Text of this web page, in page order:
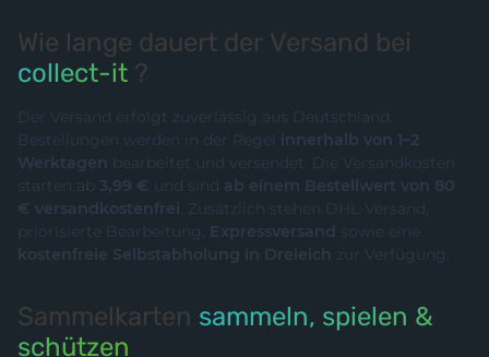
Wie lange dauert der Versand bei
collect-it ?
Der Versand erfolgt zuverlässig aus Deutschland.
Bestellungen werden in der Regel innerhalb von 1–2
Werktagen bearbeitet und versendet. Die Versandkosten
starten ab 3,99 € und sind ab einem Bestellwert von 80
€ versandkostenfrei. Zusätzlich stehen DHL-Versand,
priorisierte Bearbeitung, Expressversand sowie eine
kostenfreie Selbstabholung in Dreieich zur Verfügung.
Sammelkarten sammeln, spielen &
schützen